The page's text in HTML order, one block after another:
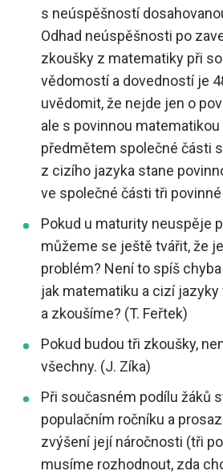
s neúspěšností
Odhad neúspěšnosti po
zkoušky z matematiky při
vědomostí a dovedností je
uvědomit, že nejde jen o
ale s povinnou
předmětem společné části
z cizího jazyka stane
ve společné části tři
Pokud u maturity neuspěje
můžeme se ještě tvářit, že
problém? Není to spíš
jak matematiku a cizí
a zkoušíme? (T. Feřtek)
Pokud budou tři zkoušky,
všechny. (J. Zíka)
Při současném podílu žáků
populačním ročníku a
zvýšení její náročnosti (tři
musíme rozhodnout, zda